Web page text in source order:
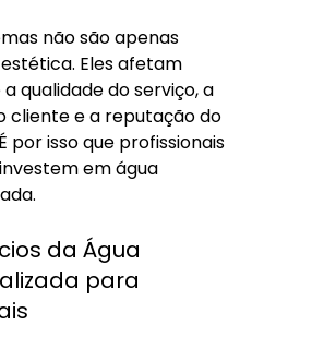
não são apenas
Eles afetam
qualidade do serviço, a
cliente e a reputação do
por isso que profissionais
em água
da Água
para